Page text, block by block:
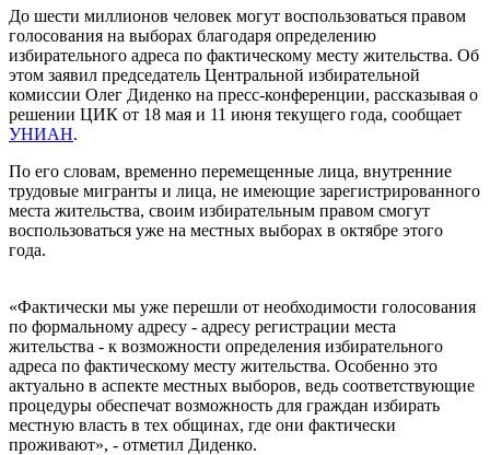
До шести миллионов человек могут воспользоваться правом
голосования на выборах благодаря определению
избирательного адреса по фактическому месту жительства. Об
этом заявил председатель Центральной избирательной
комиссии Олег Диденко на пресс-конференции, рассказывая о
решении ЦИК от 18 мая и 11 июня текущего года, сообщает
УНИАН.
По его словам, временно перемещенные лица, внутренние
трудовые мигранты и лица, не имеющие зарегистрированного
места жительства, своим избирательным правом смогут
воспользоваться уже на местных выборах в октябре этого
года.
«Фактически мы уже перешли от необходимости голосования
по формальному адресу - адресу регистрации места
жительства - к возможности определения избирательного
адреса по фактическому месту жительства. Особенно это
актуально в аспекте местных выборов, ведь соответствующие
процедуры обеспечат возможность для граждан избирать
местную власть в тех общинах, где они фактически
проживают», - отметил Диденко.